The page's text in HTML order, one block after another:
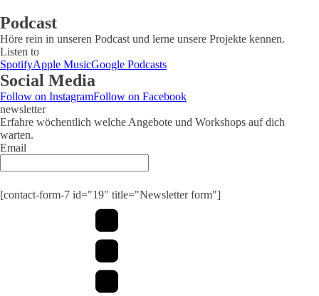
Podcast
Höre rein in unseren Podcast und lerne unsere Projekte kennen.
Listen to
SpotifyApple MusicGoogle Podcasts
Social Media
Follow on InstagramFollow on Facebook
newsletter
Erfahre wöchentlich welche Angebote und Workshops auf dich
warten.
Email
[contact-form-7 id="19" title="Newsletter form"]